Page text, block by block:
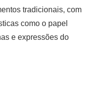
tradicionais, com
como o papel
e expressões do